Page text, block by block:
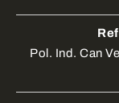
Pol. Ind. Can